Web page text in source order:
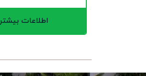
اطلاعات بیشتر